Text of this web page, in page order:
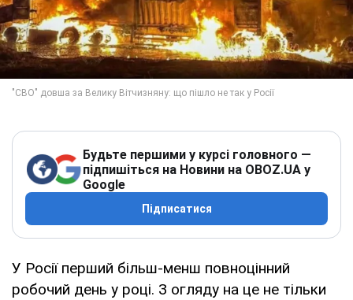
Будьте першими у курсі головного —
підпишіться на Новини на OBOZ.UA у
Google
Підписатися
У Росії перший більш-менш повноцінний
робочий день у році. З огляду на це не тільки